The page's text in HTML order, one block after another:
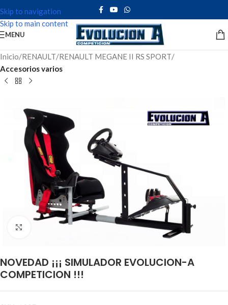
Skip to navigation
Skip to main content
MENU
Inicio RENAULT RENAULT MEGANE II RS SPORT
Accesorios varios
Click to enlarge
NOVEDAD ¡¡¡ SIMULADOR EVOLUCION-A
COMPETICION !!!